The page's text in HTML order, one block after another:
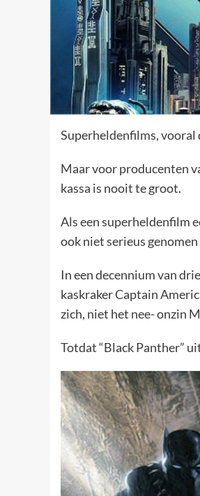
Superheldenfilms, vooral
Maar voor producenten
kassa is nooit te groot.
Als een superheldenfilm
ook niet serieus
In een decennium van
kaskraker Captain
zich, niet het nee- onzin
Totdat “Black Panther”